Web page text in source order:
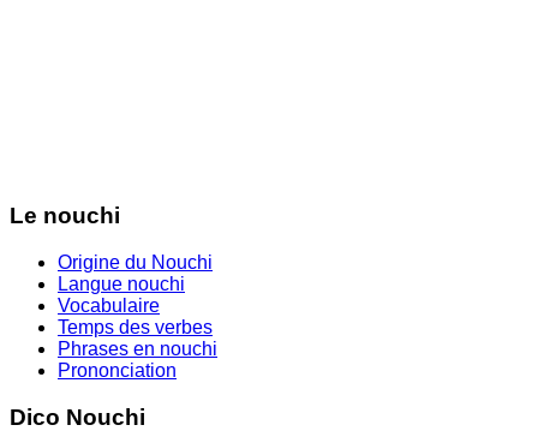
Le nouchi
Origine du Nouchi
Langue nouchi
Vocabulaire
Temps des verbes
Phrases en nouchi
Prononciation
Dico Nouchi